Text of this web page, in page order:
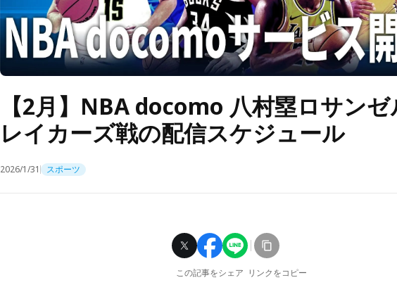
【2月】NBA docomo 八村塁ロサン
レイカーズ戦の配信スケジュール
2026/1/31 スポーツ
この記事をシェア リンクをコピー